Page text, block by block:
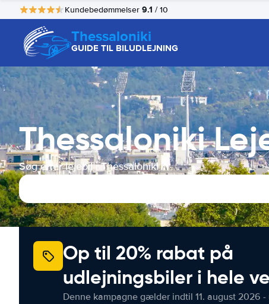
Kundebedømmelser 9.1 / 10
Thessaloniki
GUIDE TIL BILUDLEJNING
Thessaloniki
Søg efter lejebil i Thessaloniki
Op til 20% rabat på
udlejningsbiler i hele
Denne kampagne gælder indtil 11. august 2026